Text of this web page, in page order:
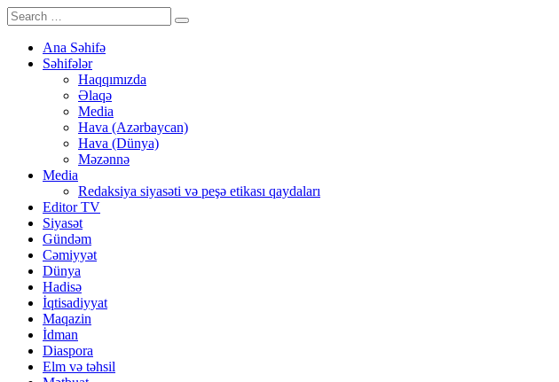
Ana Səhifə
Səhifələr
Haqqımızda
Əlaqə
Media
Hava (Azərbaycan)
Hava (Dünya)
Məzənnə
Media
Redaksiya siyasəti və peşə etikası qaydaları
Editor TV
Siyasət
Gündəm
Cəmiyyət
Dünya
Hadisə
İqtisadiyyat
Maqazin
İdman
Diaspora
Elm və təhsil